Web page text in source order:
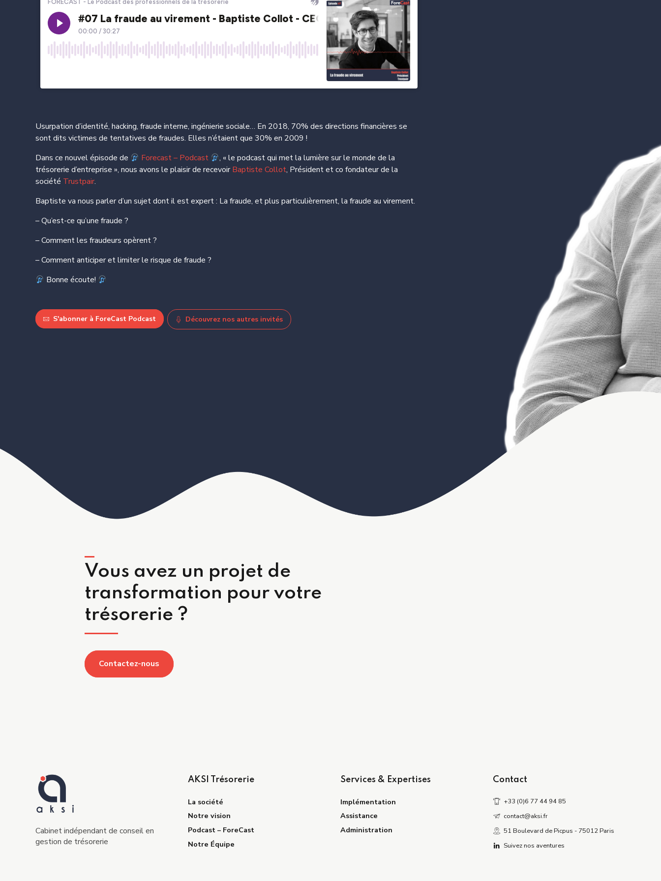
Usurpation d’identité, hacking, fraude interne, ingénierie sociale… En 2018, 70% des directions financières se
sont dits victimes de tentatives de fraudes. Elles n’étaient que 30% en 2009 !
Dans ce nouvel épisode de
Forecast – Podcast
, « le podcast qui met la lumière sur le monde de la
trésorerie d’entreprise », nous avons le plaisir de recevoirBaptiste Collot, Président et co fondateur de la
société Trustpair.
Baptiste va nous parler d’un sujet dont il est expert : La fraude, et plus particulièrement, la fraude au virement.
– Qu’est-ce qu’une fraude ?
– Comment les fraudeurs opèrent ?
– Comment anticiper et limiter le risque de fraude ?
Bonne écoute!
S'abonner à ForeCast Podcast Découvrez nos autres invités
Vous avez un projet de
transformation pour votre
trésorerie ?
Contactez-nous
Cabinet indépendant de conseil en
gestion de trésorerie
AKSI Trésorerie
La société
Notre vision
Podcast – ForeCast
Notre Équipe
Services & Expertises
Implémentation
Assistance
Administration
Contact
+33 (0)6 77 44 94 85
contact@aksi.fr
51 Boulevard de Picpus - 75012 Paris
Suivez nos aventures